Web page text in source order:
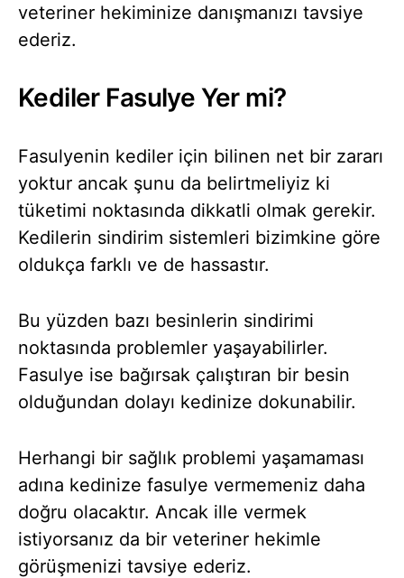
veteriner hekiminize danışmanızı tavsiye
ederiz.
Kediler Fasulye Yer mi?
Fasulyenin kediler için bilinen net bir zararı
yoktur ancak şunu da belirtmeliyiz ki
tüketimi noktasında dikkatli olmak gerekir.
Kedilerin sindirim sistemleri bizimkine göre
oldukça farklı ve de hassastır.
Bu yüzden bazı besinlerin sindirimi
noktasında problemler yaşayabilirler.
Fasulye ise bağırsak çalıştıran bir besin
olduğundan dolayı kedinize dokunabilir.
Herhangi bir sağlık problemi yaşamaması
adına kedinize fasulye vermemeniz daha
doğru olacaktır. Ancak ille vermek
istiyorsanız da bir veteriner hekimle
görüşmenizi tavsiye ederiz.